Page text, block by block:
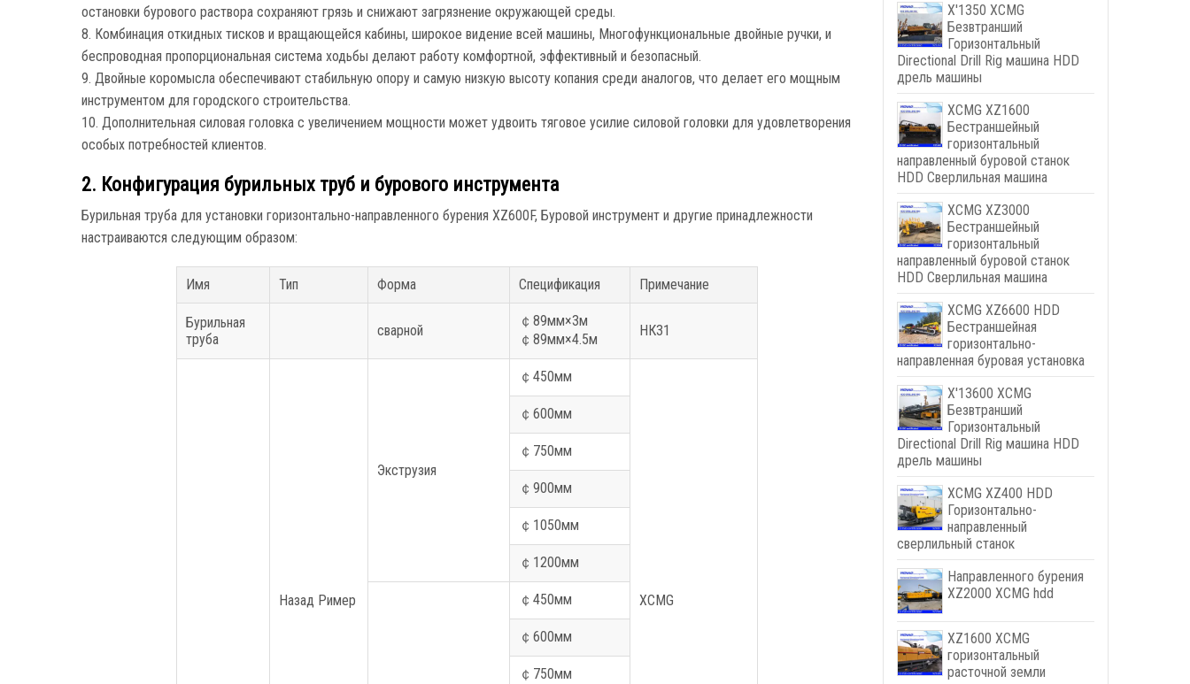
остановки бурового раствора сохраняют грязь и снижают загрязнение окружающей среды.
8. Комбинация откидных тисков и вращающейся кабины, широкое видение всей машины, Многофункциональные двойные ручки, и
беспроводная пропорциональная система ходьбы делают работу комфортной, эффективный и безопасный.
9. Двойные коромысла обеспечивают стабильную опору и самую низкую высоту копания среди аналогов, что делает его мощным
инструментом для городского строительства.
10. Дополнительная силовая головка с увеличением мощности может удвоить тяговое усилие силовой головки для удовлетворения
особых потребностей клиентов.
2. Конфигурация бурильных труб и бурового инструмента
Бурильная труба для установки горизонтально-направленного бурения XZ600F, Буровой инструмент и другие принадлежности
настраиваются следующим образом:
Имя Тип Форма Спецификация Примечание
Бурильная
труба
сварной
￠ 89мм×3м
￠ 89мм×4.5м
НК31
Назад Ример
Экструзия
￠ 450мм
XCMG
￠ 600мм
￠ 750мм
￠ 900мм
￠ 1050мм
￠ 1200мм
￠ 450мм
￠ 600мм
￠ 750мм
X'1350 XCMG
Безвтранший
Горизонтальный
Directional Drill Rig машина HDD
дрель машины
XCMG XZ1600
Бестраншейный
горизонтальный
направленный буровой станок
HDD Сверлильная машина
XCMG XZ3000
Бестраншейный
горизонтальный
направленный буровой станок
HDD Сверлильная машина
XCMG XZ6600 HDD
Бестраншейная
горизонтально-
направленная буровая установка
X'13600 XCMG
Безвтранший
Горизонтальный
Directional Drill Rig машина HDD
дрель машины
XCMG XZ400 HDD
Горизонтально-
направленный
сверлильный станок
Направленного бурения
XZ2000 XCMG hdd
XZ1600 XCMG
горизонтальный
расточной земли